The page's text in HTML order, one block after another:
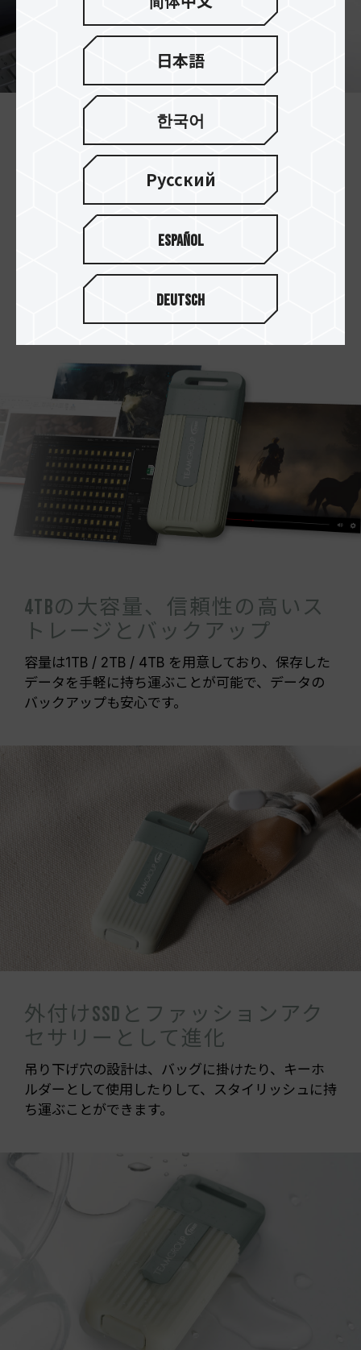
Type-Cインターフェースでビジ
ネスパーソンのニーズを満た
Type-Cを採用し、Type-Cインターフェースを搭載
したパソコン、タブレット、スマートフォンなど
で使用でき、リアルタイム作業を求めるビジネス
パーソンのニーズに応え、接続するだけで使用で
4TBの大容量、信頼性の高いス
トレージとバックアップ
容量は1TB / 2TB / 4TB を用意しており、保存した
データを手軽に持ち運ぶことが可能で、データの
バックアップも安心です。
外付けSSDとファッションアク
セサリーとして進化
吊り下げ穴の設計は、バッグに掛けたり、キーホ
ルダーとして使用したりして、スタイリッシュに持
ち運ぶことができます。
日本語
한국어
Русский
Español
Deutsch